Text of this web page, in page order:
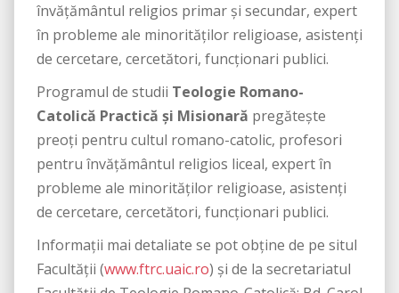
învățământul religios primar și secundar, expert
în probleme ale minorităților religioase, asistenți
de cercetare, cercetători, funcționari publici.
Programul de studii Teologie Romano-
Catolică Practică și Misionară pregătește
preoți pentru cultul romano-catolic, profesori
pentru învățământul religios liceal, expert în
probleme ale minorităților religioase, asistenți
de cercetare, cercetători, funcționari publici.
Informaţii mai detaliate se pot obţine de pe situl
Facultății (www.ftrc.uaic.ro) și de la secretariatul